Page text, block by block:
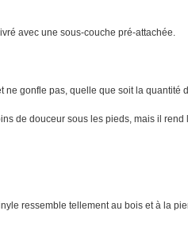
avec une sous-couche pré-attachée.
ne gonfle pas, quelle que soit la quantité
de douceur sous les pieds, mais il rend
ressemble tellement au bois et à la